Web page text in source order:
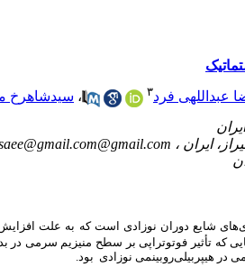
عبداللهی فرد۳ ، سیدشاهرخ
زندگی، از بیماری‌های شایع دوران نوزادی است که به
که تأثیر فوتوتراپی بر سطح منیزیم سرمی در
در هیپربیلی‌روبینمی نوزادی بود.